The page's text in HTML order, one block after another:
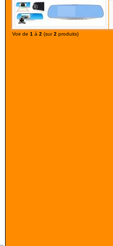
Voir de 1 à 2 (sur2 produits)